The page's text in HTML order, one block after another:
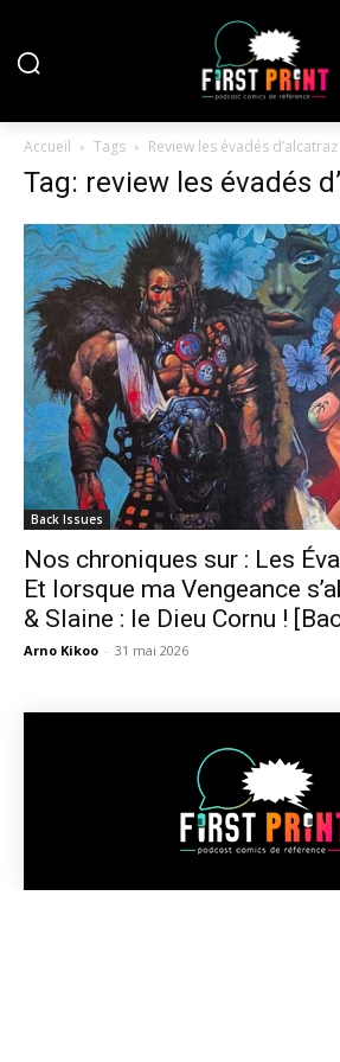
Accueil Tags Review les évadés d’alcatraz
Tag: review les évadés
Back Issues
Nos chroniques sur : Les
Et lorsque ma Vengeance
& Slaine : le Dieu Cornu !
Arno Kikoo - 31 mai 2026